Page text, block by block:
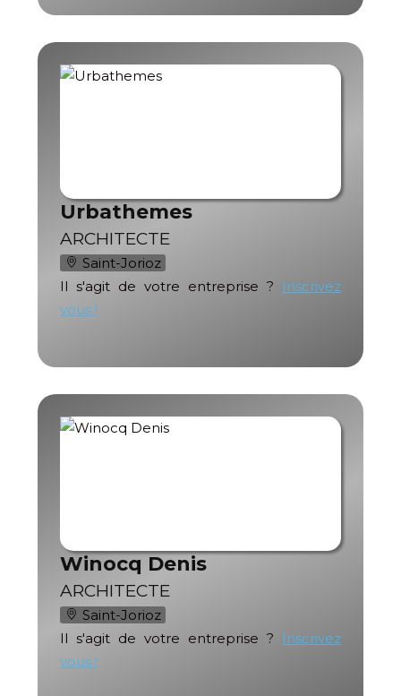
Urbathemes
ARCHITECTE
Saint-Jorioz
Il s'agit de votre entreprise ?
Inscrivez
vous !
Winocq Denis
ARCHITECTE
Saint-Jorioz
Il s'agit de votre entreprise ?
Inscrivez
vous !